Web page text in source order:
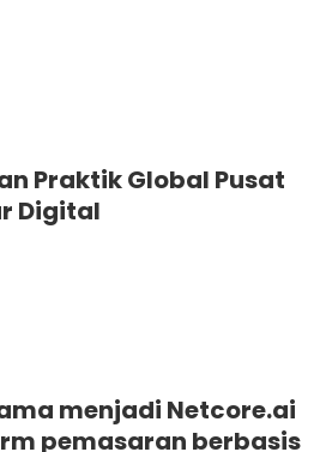
Praktik Global Pusat
Digital
menjadi Netcore.ai
pemasaran berbasis